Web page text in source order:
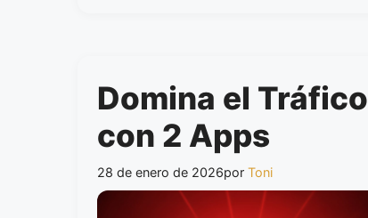
Domina el Tráfico
con 2 Apps
28 de enero de 2026por Toni